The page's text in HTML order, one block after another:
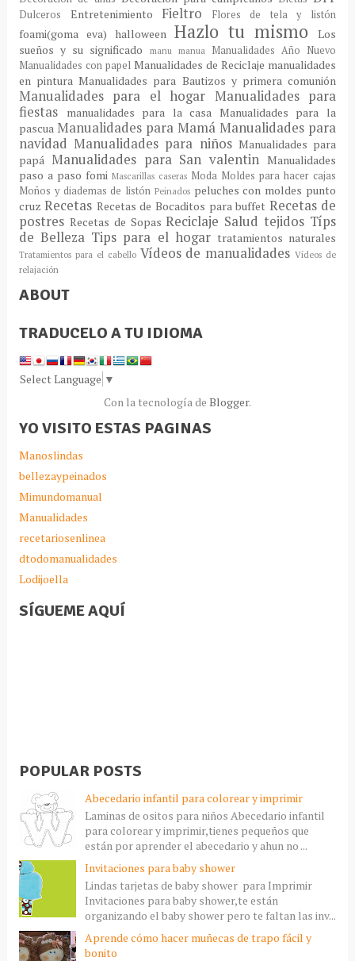
Dulceros Entretenimiento Fieltro Flores de tela y listón
foami(goma eva) halloween Hazlo tu mismoLos
sueños y su significado
manu manua Manualidades Año Nuevo
Manualidades con papel Manualidades de Reciclaje manualidades
en pinturaManualidades para Bautizos y primera comunión
Manualidades para el hogar Manualidades para
fiestas
manualidades para la casa Manualidades para la
pascua Manualidades para MamáManualidades para
navidadManualidades para niños Manualidades para
papá Manualidades para San valentinManualidades
paso a paso fomi Mascarillas caseras Moda Moldes para hacer cajas
Moños y diademas de listón Peinados peluches con moldes punto
cruzRecetas Recetas de Bocaditos para buffet Recetas de
postres Recetas de SopasReciclaje Saludtejidos Típs
de Belleza Tips para el hogar tratamientos naturales
Tratamientos para el cabello Vídeos de manualidadesVídeos de
relajación
ABOUT
TRADUCELO A TU IDIOMA
Select Language ▼
Con la tecnología de Blogger.
YO VISITO ESTAS PAGINAS
Manoslindas
bellezaypeinados
Mimundomanual
Manualidades
recetariosenlinea
dtodomanualidades
Lodijoella
SÍGUEME AQUÍ
POPULAR POSTS
Abecedario infantil para colorear y imprimir
Laminas de ositos para niños Abecedario infantil
para colorear y imprimir,tienes pequeños que
están por aprender el abecedario y ahun no ...
Invitaciones para baby shower
Lindas tarjetas de baby shower para Imprimir
Invitaciones para baby shower,te están
organizando el baby shower pero te faltan las inv...
Aprende cómo hacer muñecas de trapo fácil y
bonito